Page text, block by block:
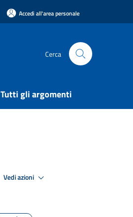
Accedi all'area personale
Cerca
Tutti gli argomenti
Vedi azioni